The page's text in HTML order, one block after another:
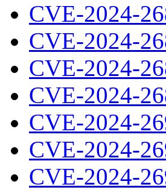
CVE-2024-
CVE-2024-
CVE-2024-
CVE-2024-
CVE-2024-
CVE-2024-
CVE-2024-